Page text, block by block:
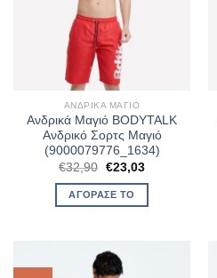
ΑΝΔΡΙΚΆ ΜΑΓΙΌ
Ανδρικά Μαγιό BODYTALK
Ανδρικό Σορτς Μαγιό
(9000079776_1634)
€32,90 Original
price
was:
€32,90.
€23,03Η
τιμή
ΑΓΌΡΑΣΈ ΤΟ